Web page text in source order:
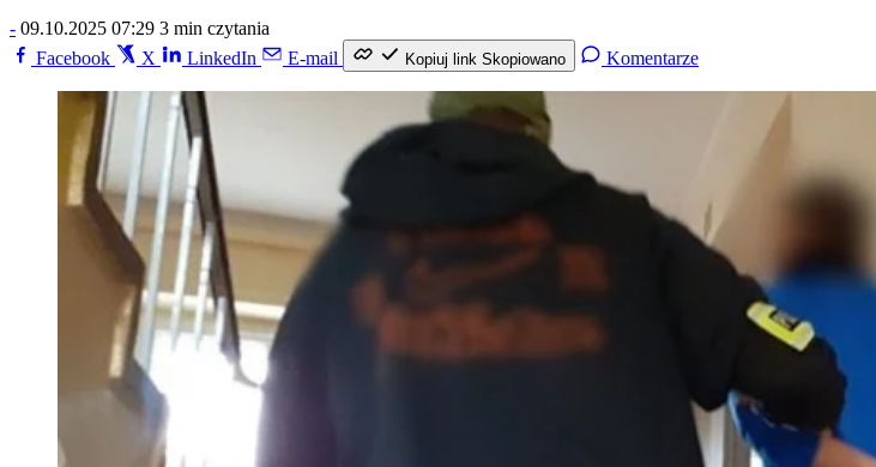
- 09.10.2025 07:29 3 min czytania
Facebook
X LinkedIn E-mail Kopiuj link Skopiowano Komentarze